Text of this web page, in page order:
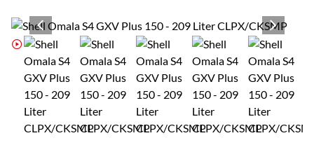
Produktgalerie
Zur Kaufbox springen